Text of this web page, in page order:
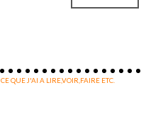
,CE QUE J'AI A LIRE,VOIR,FAIRE ETC.